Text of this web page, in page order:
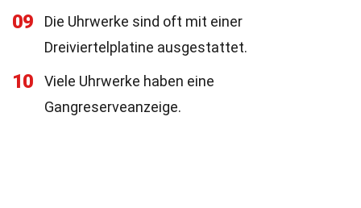
09
Die Uhrwerke sind oft mit einer
Dreiviertelplatine ausgestattet.
10
Viele Uhrwerke haben eine
Gangreserveanzeige.